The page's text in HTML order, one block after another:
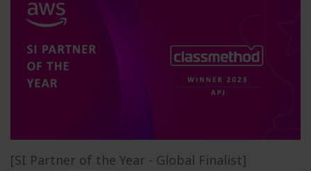
[SI Partner of the Year - Global Finalist]